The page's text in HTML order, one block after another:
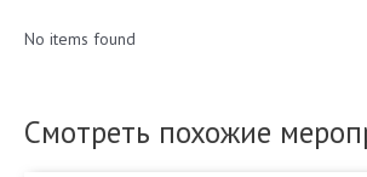
No items found
Смотреть похожие